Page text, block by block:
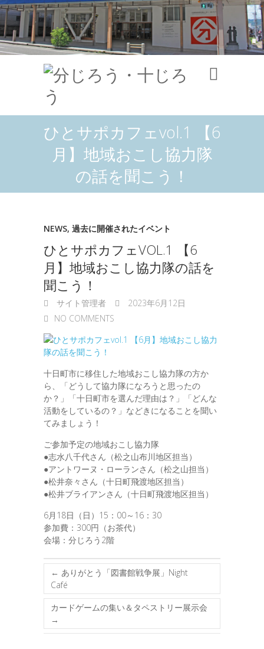
ひとサポカフェvol.1 【6
月】地域おこし協力隊
の話を聞こう！
NEWS, 過去に開催されたイベント
ひとサポカフェVOL.1 【6
月】地域おこし協力隊の話を
聞こう！
サイト管理者
2023年6月12日
NO COMMENTS
十日町市に移住した地域おこし協力隊の方か
ら、「どうして協力隊になろうと思ったの
か？」「十日町市を選んだ理由は？」「どんな
活動をしているの？」などきになることを聞い
てみましょう！
ご参加予定の地域おこし協力隊
●志水八千代さん（松之山布川地区担当）
●アントワーヌ・ローランさん（松之山担当）
●松井奈々さん（十日町飛渡地区担当）
●松井ブライアンさん（十日町飛渡地区担当）
6月18日（日）15：00～16：30
参加費：300円（お茶代）
会場：分じろう2階
← ありがとう「図書館戦争展」Night
Café
カードゲームの集い＆タペストリー展示会
→